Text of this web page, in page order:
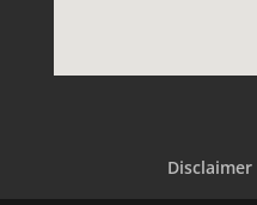
Disclaimer